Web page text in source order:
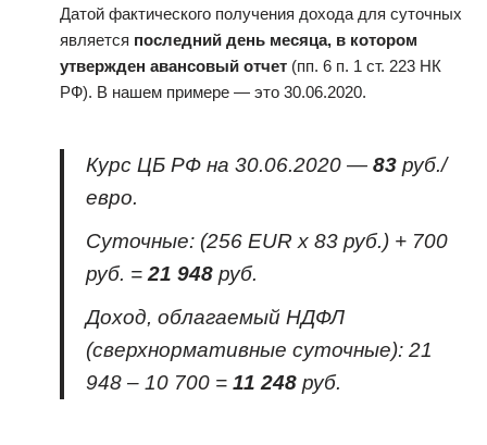
Датой фактического получения дохода для суточных
является последний день месяца, в котором
утвержден авансовый отчет (пп. 6 п. 1 ст. 223 НК
РФ). В нашем примере — это 30.06.2020.
Курс ЦБ РФ на 30.06.2020 — 83 руб./
евро.
Суточные: (256 EUR х 83 руб.) + 700
руб. =21 948 руб.
Доход, облагаемый НДФЛ
(сверхнормативные суточные): 21
948 – 10 700 = 11 248 руб.